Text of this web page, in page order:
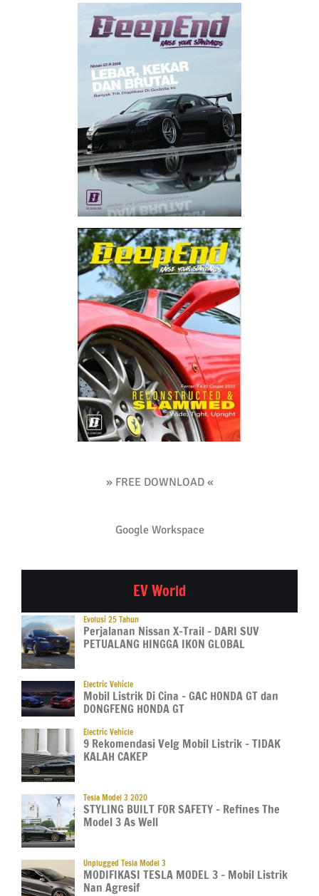
» FREE DOWNLOAD «
Google Workspace
EV World
Evolusi 25 Tahun
Perjalanan Nissan X-Trail – DARI SUV
PETUALANG HINGGA IKON GLOBAL
Electric Vehicle
Mobil Listrik Di Cina – GAC HONDA GT dan
DONGFENG HONDA GT
Electric Vehicle
9 Rekomendasi Velg Mobil Listrik – TIDAK
KALAH CAKEP
Tesla Model 3 2020
STYLING BUILT FOR SAFETY – Refines The
Model 3 As Well
Unplugged Tesla Model 3
MODIFIKASI TESLA MODEL 3 – Mobil Listrik
Nan Agresif